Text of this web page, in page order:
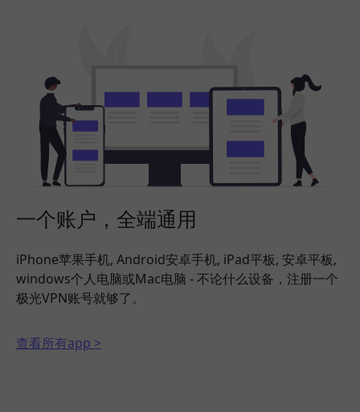
一个账户，全端通用
iPhone苹果手机, Android安卓手机, iPad平板, 安卓平板,
windows个人电脑或Mac电脑 - 不论什么设备，注册一个
极光VPN账号就够了。
查看所有app >